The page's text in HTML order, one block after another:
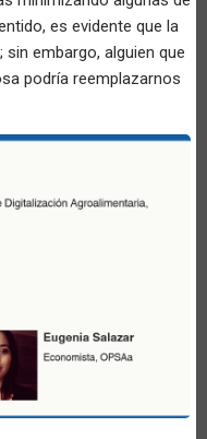
es evidente que la
embargo, alguien que
podría reemplazarnos